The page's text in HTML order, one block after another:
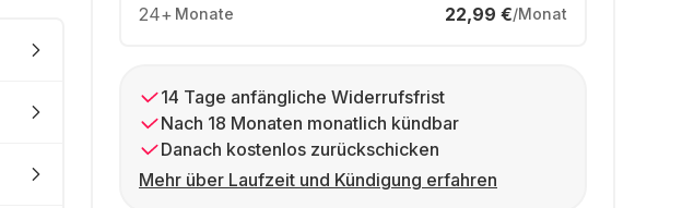
24+ Monate 22,99 €/Monat
14 Tage anfängliche Widerrufsfrist
Nach 18 Monaten monatlich kündbar
Danach kostenlos zurückschicken
Mehr über Laufzeit und Kündigung erfahren